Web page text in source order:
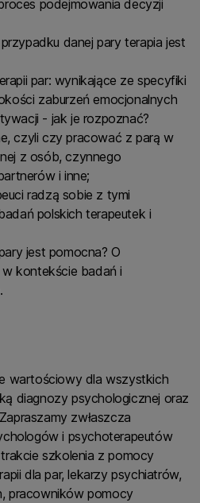
podejmowania decyzji
danej pary terapia jest
par: wynikające ze specyfiki
zaburzeń emocjonalnych
- jak je rozpoznać?
czyli czy pracować z parą w
z osób, czynnego
i inne;
radzą sobie z tymi
polskich terapeutek i
jest pomocna? O
kontekście badań i
wartościowy dla wszystkich
diagnozy psychologicznej oraz
zwłaszcza
i psychoterapeutów
szkolenia z pomocy
dla par, lekarzy psychiatrów,
pracowników pomocy